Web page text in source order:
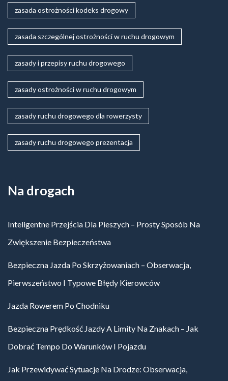
zasada ostrożności kodeks drogowy
zasada szczególnej ostrożności w ruchu drogowym
zasady i przepisy ruchu drogowego
zasady ostrożności w ruchu drogowym
zasady ruchu drogowego dla rowerzysty
zasady ruchu drogowego prezentacja
Na drogach
Inteligentne Przejścia Dla Pieszych – Prosty Sposób Na
Zwiększenie Bezpieczeństwa
Bezpieczna Jazda Po Skrzyżowaniach – Obserwacja,
Pierwszeństwo I Typowe Błędy Kierowców
Jazda Rowerem Po Chodniku
Bezpieczna Prędkość Jazdy A Limity Na Znakach – Jak
Dobrać Tempo Do Warunków I Pojazdu
Jak Przewidywać Sytuacje Na Drodze: Obserwacja,